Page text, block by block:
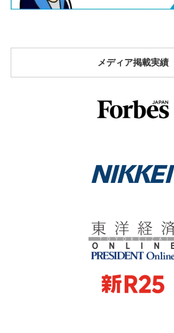
メディア掲載実績